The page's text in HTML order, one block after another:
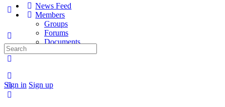
News Feed
Members
Groups
Forums
Documents
Sign in Sign up
Search
for: